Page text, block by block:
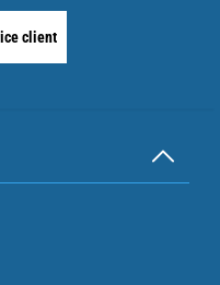
client